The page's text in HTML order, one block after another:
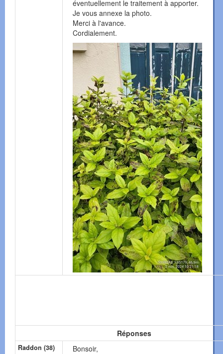
éventuellement le traitement à apporter.
Je vous annexe la photo.
Merci à l'avance.
Cordialement.
Réponses
Raddon (38)
Bonsoir,